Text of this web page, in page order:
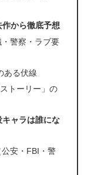
から徹底予想
警察・ラブ要
ある伏線
トーリー」の
ャラは誰にな
安・FBI・警